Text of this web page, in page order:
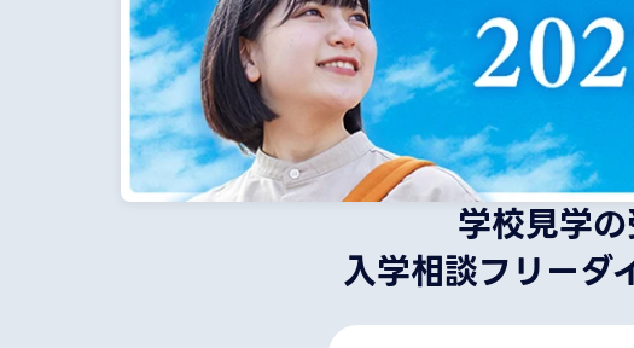
学校見学
入学相談フリーダ